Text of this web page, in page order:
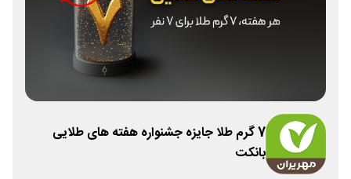
7 گرم طلا جایزه جشنواره هفته های طلایی
بانکت